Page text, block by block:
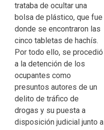
trataba de ocultar una
bolsa de plástico, que fue
donde se encontraron las
cinco tabletas de hachís.
Por todo ello, se procedió
a la detención de los
ocupantes como
presuntos autores de un
delito de tráfico de
drogas y su puesta a
disposición judicial junto a